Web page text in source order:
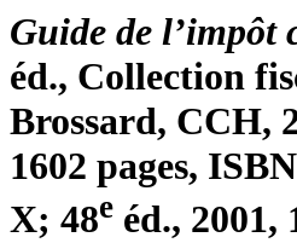
Guide de l’impôt
éd., Collection
Brossard, CCH,
1602 pages,
X; 48e éd., 2001,